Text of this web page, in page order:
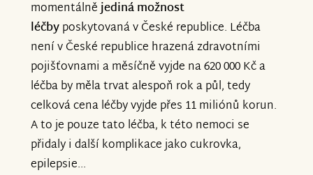
momentálnějediná možnost
léčbyposkytovaná v České republice. Léčba
není v České republice hrazená zdravotními
pojišťovnami a měsíčně vyjde na 620 000 Kč a
léčba by měla trvat alespoň rok a půl, tedy
celková cena léčby vyjde přes 11 miliónů korun.
A to je pouze tato léčba, k této nemoci se
přidaly i další komplikace jako cukrovka,
epilepsie...